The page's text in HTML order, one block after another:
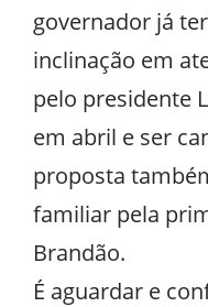
governador já
inclinação em
pelo presidente
em abril e ser
proposta
familiar pela
Brandão.
É aguardar e